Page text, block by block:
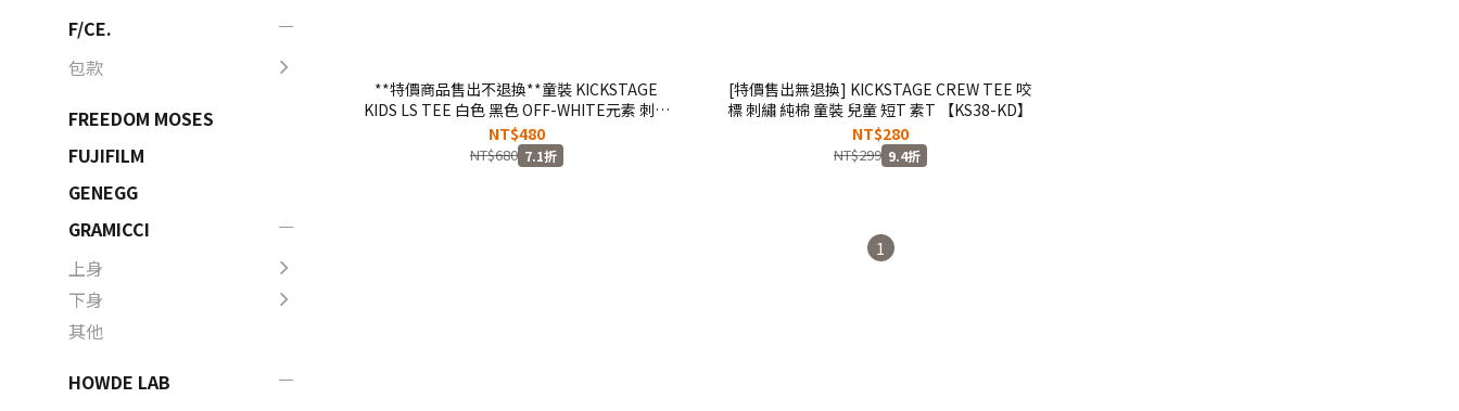
F/CE.
包款
FREEDOM MOSES
FUJIFILM
GENEGG
GRAMICCI
上身
下身
其他
HOWDE LAB
**特價商品售出不退換**童裝 KICKSTAGE
KIDS LS TEE 白色 黑色 OFF-WHITE元素 刺繡
閃電 標語 兒童 長袖 薄長T【KS55】
NT$480
NT$680 7.1折
[特價售出無退換] KICKSTAGE CREW TEE 咬
標 刺繡 純棉 童裝 兒童 短T 素T 【KS38-KD】
NT$280
NT$299 9.4折
1